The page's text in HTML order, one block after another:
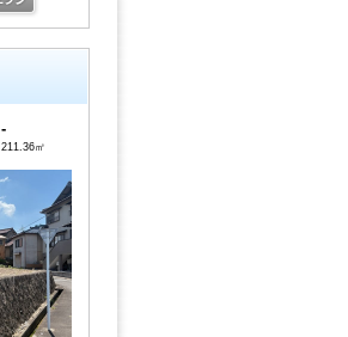
-
211.36㎡